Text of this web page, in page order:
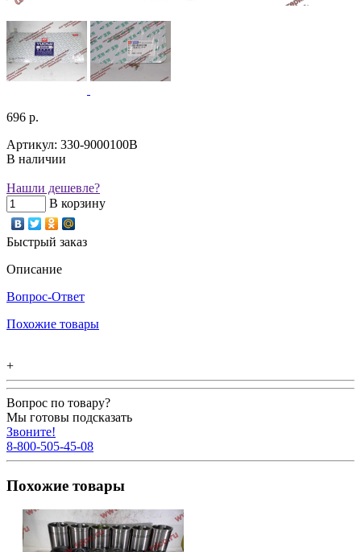
696 р.
Артикул: 330-9000100B
В наличии
Нашли дешевле?
В корзину
Быстрый заказ
Описание
Вопрос-Ответ
Похожие товары
+
Вопрос по товару?
Мы готовы подсказать
Звоните!
8-800-505-45-08
Похожие товары